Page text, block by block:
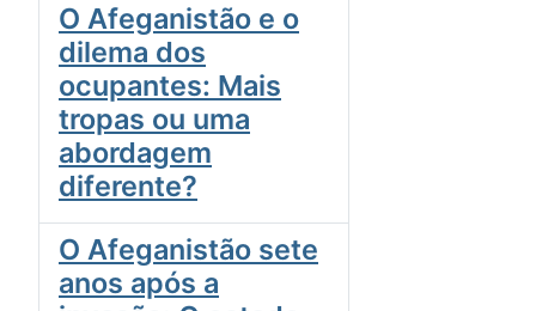
O Afeganistão e o
dilema dos
ocupantes: Mais
tropas ou uma
abordagem
diferente?
O Afeganistão sete
anos após a